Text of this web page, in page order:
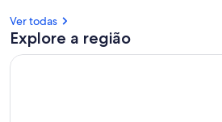
Ver todas
Explore a região